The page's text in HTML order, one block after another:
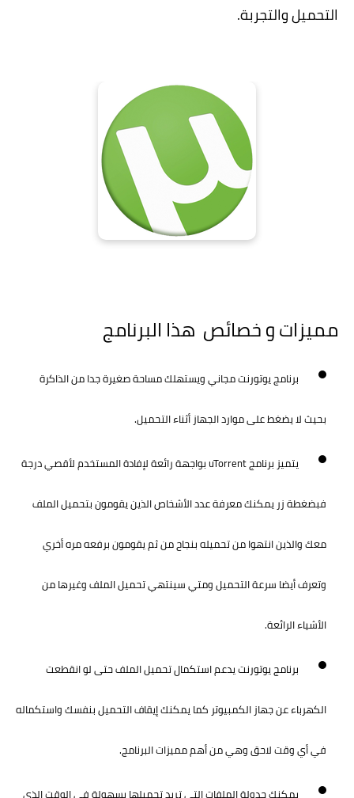
التحميل والتجربة.
مميزات و خصائص هذا البرنامج
برنامج يوتورنت مجاني ويستهلك مساحة صغيرة جدا من الذاكرة
بحيث لا يضغط على موارد الجهاز أثناء التحميل.
يتميز برنامج uTorrent بواجهة رائعة لإفادة المستخدم لأقصي درجة
فبضغطة زر يمكنك معرفة عدد الأشخاص الذين يقومون بتحميل الملف
معك والذين انتهوا من تحميله بنجاح من ثم يقومون برفعه مره أخري
وتعرف أيضا سرعة التحميل ومتي سينتهي تحميل الملف وغيرها من
الأشياء الرائعة.
برنامج يوتورنت يدعم استكمال تحميل الملف حتى لو انقطعت
الكهرباء عن جهاز الكمبيوتر كما يمكنك إيقاف التحميل بنفسك واستكماله
في أي وقت لاحق وهي من أهم مميزات البرنامج.
يمكنك جدولة الملفات التي تريد تحميلها بسهولة في الوقت الذي